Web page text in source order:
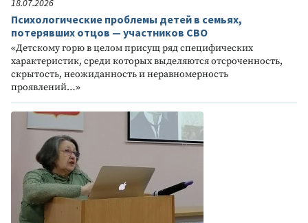
18.07.2026
Психологические проблемы детей в семьях,
потерявших отцов — участников СВО
«Детскому горю в целом присущ ряд специфических
характеристик, среди которых выделяются отсроченность,
скрытость, неожиданность и неравномерность
проявлений…»